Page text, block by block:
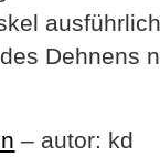
Dehnens
– autor: kd